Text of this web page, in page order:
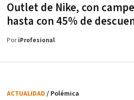
Outlet de Nike, con
hasta con 45% de
PoriProfesional
ACTUALIDAD / Polémica